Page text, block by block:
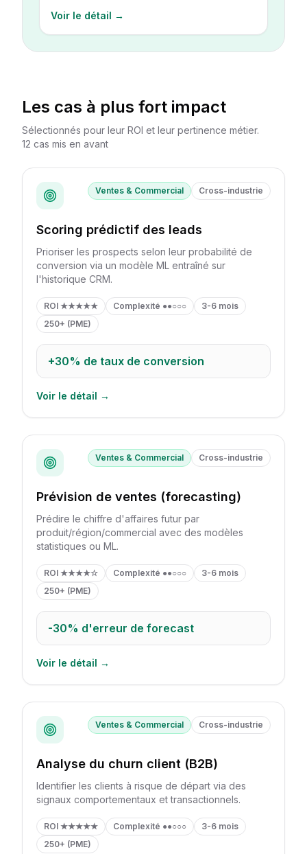
Voir le détail →
Les cas à plus fort impact
Sélectionnés pour leur ROI et leur pertinence métier.
12 cas mis en avant
Ventes & Commercial Cross-industrie
Scoring prédictif des leads
Prioriser les prospects selon leur probabilité de
conversion via un modèle ML entraîné sur
l'historique CRM.
ROI ★★★★★ Complexité ●●○○○
3-6 mois
250+ (PME)
+30% de taux de conversion
Voir le détail →
Ventes & Commercial Cross-industrie
Prévision de ventes (forecasting)
Prédire le chiffre d'affaires futur par
produit/région/commercial avec des modèles
statistiques ou ML.
ROI ★★★★☆ Complexité ●●○○○
3-6 mois
250+ (PME)
-30% d'erreur de forecast
Voir le détail →
Ventes & Commercial Cross-industrie
Analyse du churn client (B2B)
Identifier les clients à risque de départ via des
signaux comportementaux et transactionnels.
ROI ★★★★★ Complexité ●●○○○
3-6 mois
250+ (PME)